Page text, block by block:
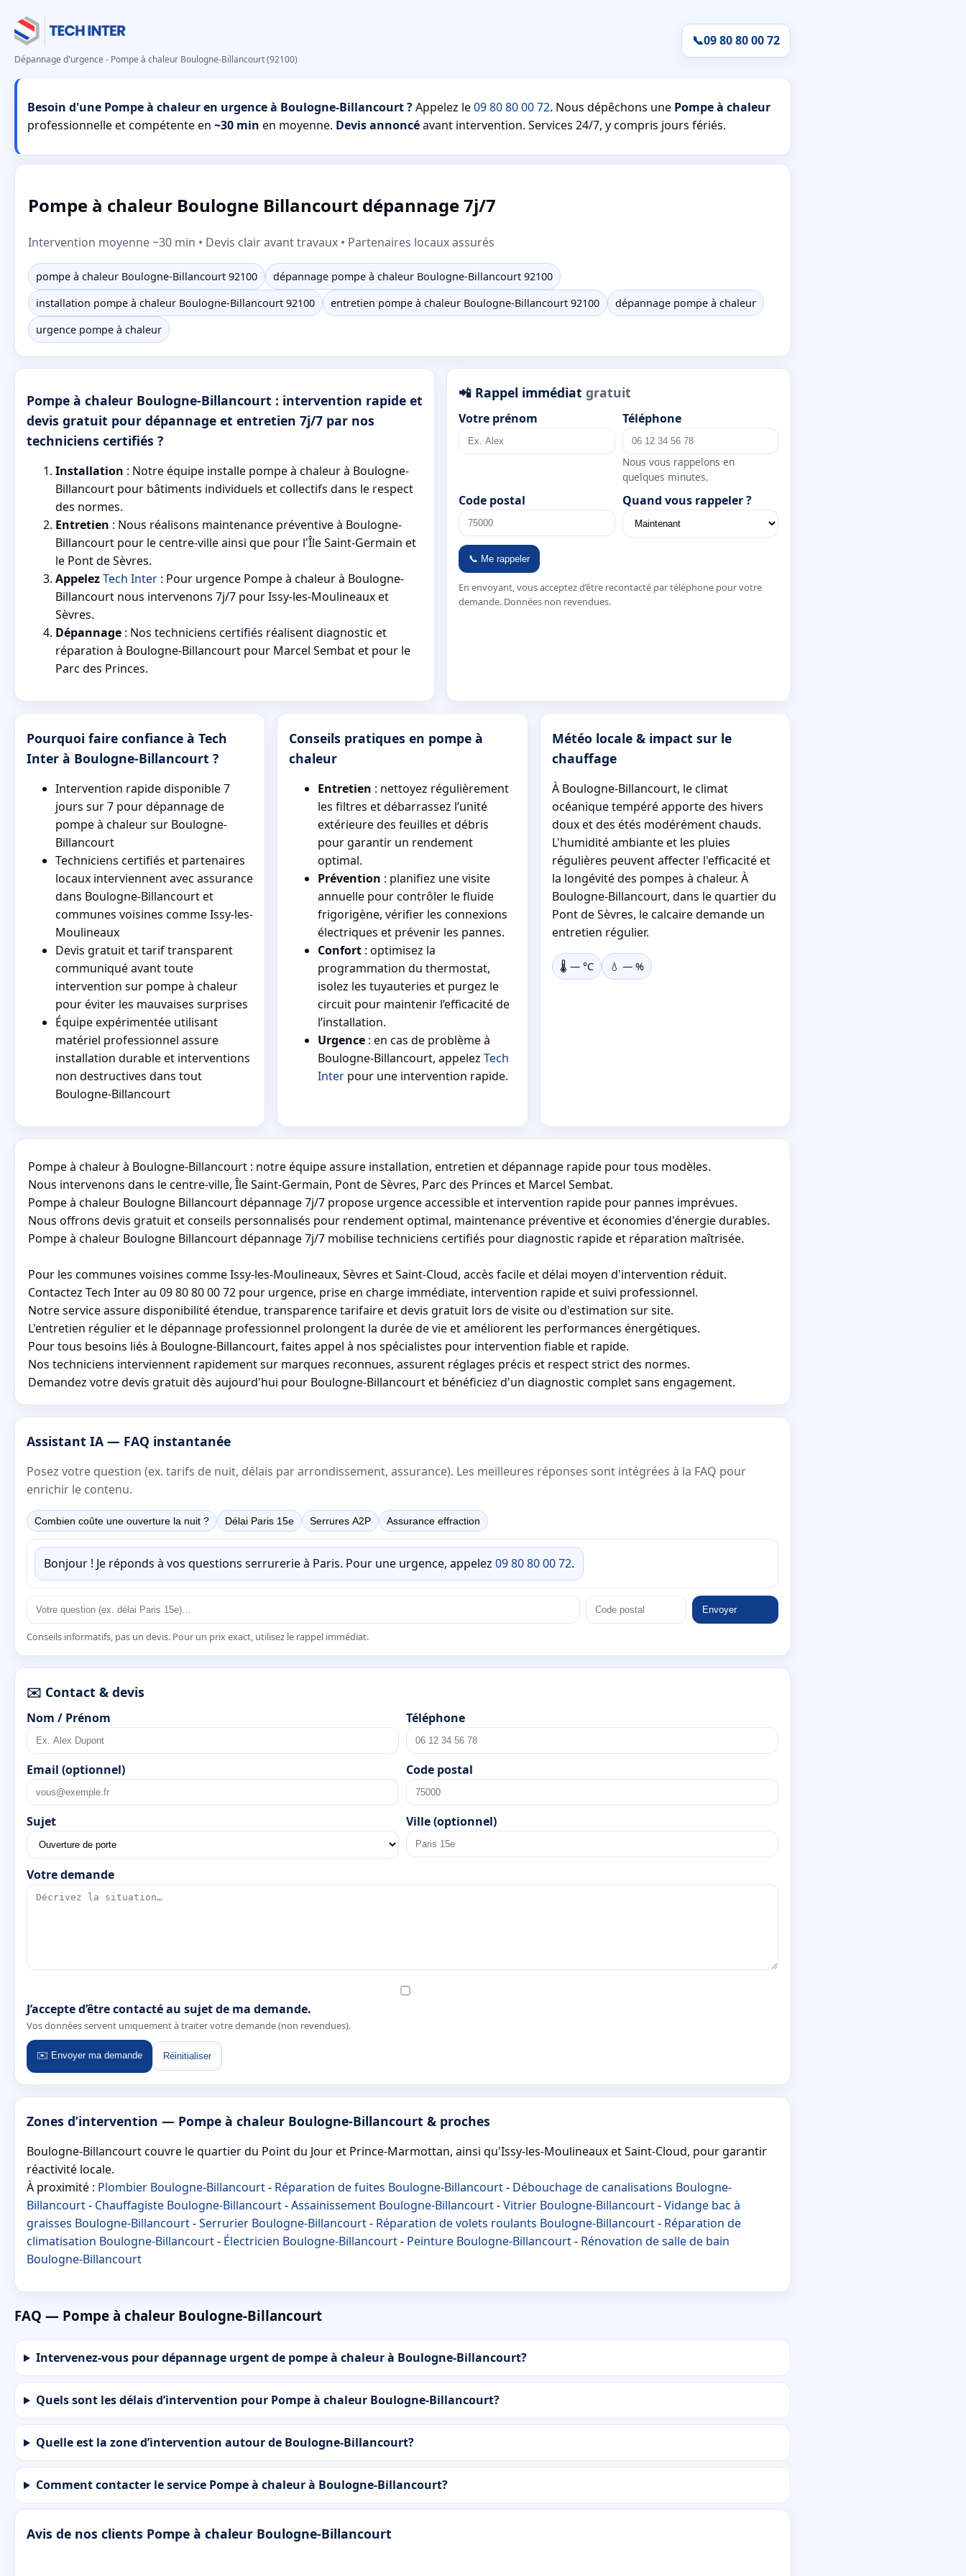
Dépannage d'urgence - Pompe à chaleur Boulogne-Billancourt (92100)
📞09 80 80 00 72
Besoin d'une Pompe à chaleur en urgence à Boulogne-Billancourt ?Appelez le09 80 80 00 72. Nous dépêchons une Pompe à chaleur
professionnelle et compétente en ~30 min en moyenne. Devis annoncéavant intervention. Services 24/7, y compris jours fériés.
Pompe à chaleur Boulogne Billancourt dépannage 7j/7
Intervention moyenne ~30 min • Devis clair avant travaux • Partenaires locaux assurés
pompe à chaleur Boulogne-Billancourt 92100
dépannage pompe à chaleur Boulogne-Billancourt 92100
installation pompe à chaleur Boulogne-Billancourt 92100
entretien pompe à chaleur Boulogne-Billancourt 92100
dépannage pompe à chaleur
urgence pompe à chaleur
Pompe à chaleur Boulogne-Billancourt : intervention rapide et
devis gratuit pour dépannage et entretien 7j/7 par nos
techniciens certifiés ?
Installation : Notre équipe installe pompe à chaleur à Boulogne-
Billancourt pour bâtiments individuels et collectifs dans le respect
des normes.
Entretien : Nous réalisons maintenance préventive à Boulogne-
Billancourt pour le centre-ville ainsi que pour l'Île Saint-Germain et
le Pont de Sèvres.
AppelezTech Inter : Pour urgence Pompe à chaleur à Boulogne-
Billancourt nous intervenons 7j/7 pour Issy-les-Moulineaux et
Sèvres.
Dépannage : Nos techniciens certifiés réalisent diagnostic et
réparation à Boulogne-Billancourt pour Marcel Sembat et pour le
Parc des Princes.
📲 Rappel immédiatgratuit
Votre prénom Téléphone
Nous vous rappelons en
quelques minutes.
Code postal Quand vous rappeler ?
📞 Me rappeler
En envoyant, vous acceptez d’être recontacté par téléphone pour votre
demande. Données non revendues.
Pourquoi faire confiance à Tech
Inter à Boulogne-Billancourt ?
Intervention rapide disponible 7
jours sur 7 pour dépannage de
pompe à chaleur sur Boulogne-
Billancourt
Techniciens certifiés et partenaires
locaux interviennent avec assurance
dans Boulogne-Billancourt et
communes voisines comme Issy-les-
Moulineaux
Devis gratuit et tarif transparent
communiqué avant toute
intervention sur pompe à chaleur
pour éviter les mauvaises surprises
Équipe expérimentée utilisant
matériel professionnel assure
installation durable et interventions
non destructives dans tout
Boulogne-Billancourt
Conseils pratiques en pompe à
chaleur
Entretien : nettoyez régulièrement
les filtres et débarrassez l’unité
extérieure des feuilles et débris
pour garantir un rendement
optimal.
Prévention : planifiez une visite
annuelle pour contrôler le fluide
frigorigène, vérifier les connexions
électriques et prévenir les pannes.
Confort : optimisez la
programmation du thermostat,
isolez les tuyauteries et purgez le
circuit pour maintenir l’efficacité de
l’installation.
Urgence : en cas de problème à
Boulogne-Billancourt, appelezTech
Inter pour une intervention rapide.
Météo locale & impact sur le
chauffage
À Boulogne-Billancourt, le climat
océanique tempéré apporte des hivers
doux et des étés modérément chauds.
L'humidité ambiante et les pluies
régulières peuvent affecter l'efficacité et
la longévité des pompes à chaleur. À
Boulogne-Billancourt, dans le quartier du
Pont de Sèvres, le calcaire demande un
entretien régulier.
🌡️ —°C 💧 —%
Pompe à chaleur à Boulogne-Billancourt : notre équipe assure installation, entretien et dépannage rapide pour tous modèles.
Nous intervenons dans le centre-ville, Île Saint-Germain, Pont de Sèvres, Parc des Princes et Marcel Sembat.
Pompe à chaleur Boulogne Billancourt dépannage 7j/7 propose urgence accessible et intervention rapide pour pannes imprévues.
Nous offrons devis gratuit et conseils personnalisés pour rendement optimal, maintenance préventive et économies d'énergie durables.
Pompe à chaleur Boulogne Billancourt dépannage 7j/7 mobilise techniciens certifiés pour diagnostic rapide et réparation maîtrisée.
Pour les communes voisines comme Issy-les-Moulineaux, Sèvres et Saint-Cloud, accès facile et délai moyen d'intervention réduit.
Contactez Tech Inter au 09 80 80 00 72 pour urgence, prise en charge immédiate, intervention rapide et suivi professionnel.
Notre service assure disponibilité étendue, transparence tarifaire et devis gratuit lors de visite ou d'estimation sur site.
L'entretien régulier et le dépannage professionnel prolongent la durée de vie et améliorent les performances énergétiques.
Pour tous besoins liés à Boulogne-Billancourt, faites appel à nos spécialistes pour intervention fiable et rapide.
Nos techniciens interviennent rapidement sur marques reconnues, assurent réglages précis et respect strict des normes.
Demandez votre devis gratuit dès aujourd'hui pour Boulogne-Billancourt et bénéficiez d'un diagnostic complet sans engagement.
Assistant IA — FAQ instantanée
Posez votre question (ex. tarifs de nuit, délais par arrondissement, assurance). Les meilleures réponses sont intégrées à la FAQ pour
enrichir le contenu.
Combien coûte une ouverture la nuit ? Délai Paris 15e Serrures A2P Assurance effraction
Bonjour ! Je réponds à vos questions serrurerie à Paris. Pour une urgence, appelez 09 80 80 00 72.
Envoyer
Conseils informatifs, pas un devis. Pour un prix exact, utilisez le rappel immédiat.
✉️ Contact & devis
Nom / Prénom Téléphone
Email (optionnel) Code postal
Sujet Ville (optionnel)
Votre demande
J’accepte d’être contacté au sujet de ma demande.
Vos données servent uniquement à traiter votre demande (non revendues).
✉️ Envoyer ma demande Réinitialiser
Zones d’intervention — Pompe à chaleur Boulogne-Billancourt & proches
Boulogne-Billancourt couvre le quartier du Point du Jour et Prince-Marmottan, ainsi qu'Issy-les-Moulineaux et Saint-Cloud, pour garantir
réactivité locale.
À proximité : Plombier Boulogne-Billancourt- Réparation de fuites Boulogne-Billancourt- Débouchage de canalisations Boulogne-
Billancourt- Chauffagiste Boulogne-Billancourt-Assainissement Boulogne-Billancourt-Vitrier Boulogne-Billancourt-Vidange bac à
graisses Boulogne-Billancourt-Serrurier Boulogne-Billancourt- Réparation de volets roulants Boulogne-Billancourt- Réparation de
climatisation Boulogne-Billancourt- Électricien Boulogne-Billancourt- Peinture Boulogne-Billancourt- Rénovation de salle de bain
Boulogne-Billancourt
FAQ — Pompe à chaleur Boulogne-Billancourt
Intervenez-vous pour dépannage urgent de pompe à chaleur à Boulogne-Billancourt?
Quels sont les délais d’intervention pour Pompe à chaleur Boulogne-Billancourt?
Quelle est la zone d’intervention autour de Boulogne-Billancourt?
Comment contacter le service Pompe à chaleur à Boulogne-Billancourt?
Avis de nos clients Pompe à chaleur Boulogne-Billancourt